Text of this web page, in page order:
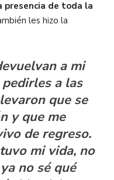
presencia de toda la
les hizo la
a mi
a las
que se
y que me
de regreso.
mi vida, no
no sé qué